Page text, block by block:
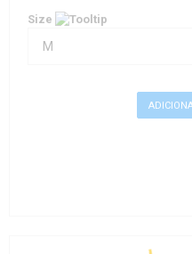
Size